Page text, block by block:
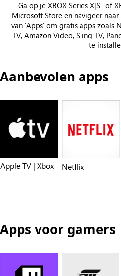
Ga op je XBOX Series X|S- of
Microsoft Store en navigeer
van 'Apps' om gratis apps zoals
TV, Amazon Video, Sling TV,
te
Aanbevolen apps
Apple TV | Xbox Netflix
Apps voor gamers